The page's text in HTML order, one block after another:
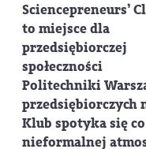
Sciencepreneurs’
to miejsce dla
przedsiębiorczej
społeczności
Politechniki
Klub spotyka się
nieformalnej